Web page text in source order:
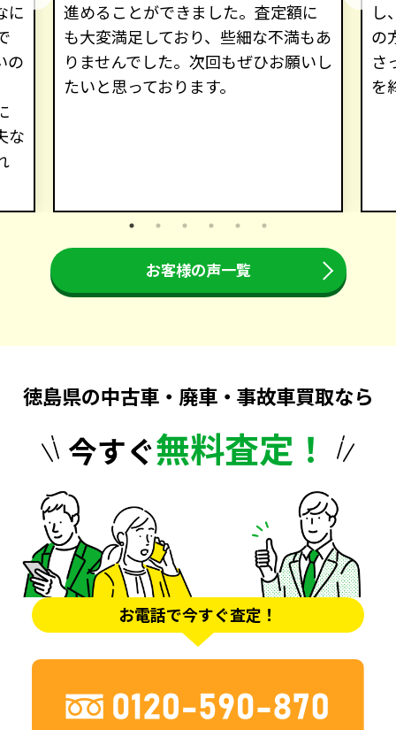
に
の
な
進めることができました。査定額に
も大変満足しており、些細な不満もあ
りませんでした。次回もぜひお願いし
たいと思っております。
し
の
さ
を
お客様の声一覧
徳島県の中古車・廃車・事故車買取なら
今すぐ無料査定！
お電話で今すぐ査定！